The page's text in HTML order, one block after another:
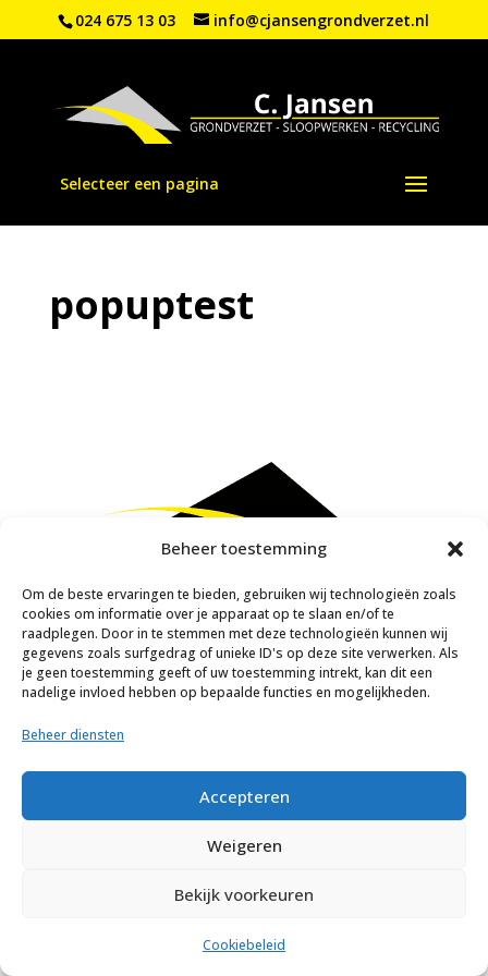
Beheer toestemming
Om de beste ervaringen te bieden, gebruiken wij technologieën zoals
cookies om informatie over je apparaat op te slaan en/of te
raadplegen. Door in te stemmen met deze technologieën kunnen wij
gegevens zoals surfgedrag of unieke ID's op deze site verwerken. Als
je geen toestemming geeft of uw toestemming intrekt, kan dit een
nadelige invloed hebben op bepaalde functies en mogelijkheden.
Beheer diensten
Accepteren
Weigeren
Bekijk voorkeuren
Cookiebeleid
024 675 13 03 info@cjansengrondverzet.nl
Selecteer een pagina
popuptest